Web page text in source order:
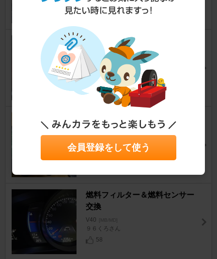
「メンテナンスを予約...」アラ
ートの解除
V40 [MB/MD]
Watabeeさん
66
リモコンキー電池交換と掃除
45
燃料フィルター＆燃料センサー
交換
V40 [MB/MD]
９６くろさん
58
会員登録をして使う